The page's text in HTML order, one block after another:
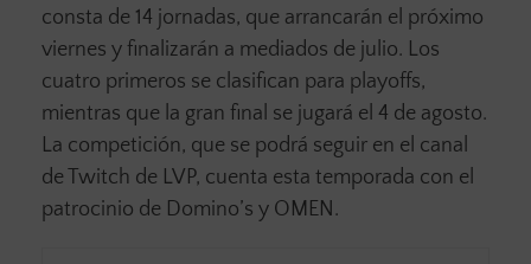
consta de 14 jornadas, que arrancarán el próximo
viernes y finalizarán a mediados de julio. Los
cuatro primeros se clasifican para playoffs,
mientras que la gran final se jugará el 4 de agosto.
La competición, que se podrá seguir en el canal
de Twitch de LVP, cuenta esta temporada con el
patrocinio de Domino’s y OMEN.